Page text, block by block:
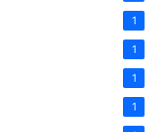
1
1
1
1